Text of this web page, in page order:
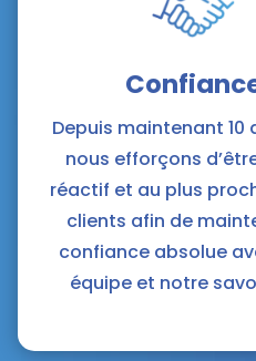
Depuis maintenant 10
nous efforçons
réactif et au plus
clients afin de
confiance absolue
équipe et notre